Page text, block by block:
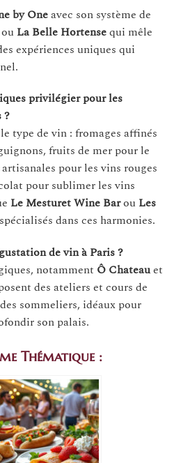
by Oneavec son système de
La Belle Hortensequi mêle
expériences uniques qui
privilégier pour les
?
type de vin : fromages affinés
fruits de mer pour le
pour les vins rouges
pour sublimer les vins
Le Mesturet Wine Barou Les
dans ces harmonies.
de vin à Paris ?
notamment Ô Chateauet
des ateliers et cours de
sommeliers, idéaux pour
son palais.
Thématique :